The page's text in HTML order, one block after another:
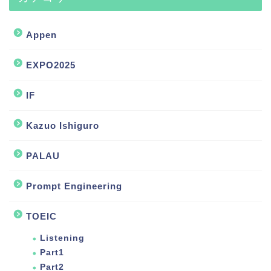
Appen
EXPO2025
IF
Kazuo Ishiguro
PALAU
Prompt Engineering
TOEIC
Listening
Part1
Part2